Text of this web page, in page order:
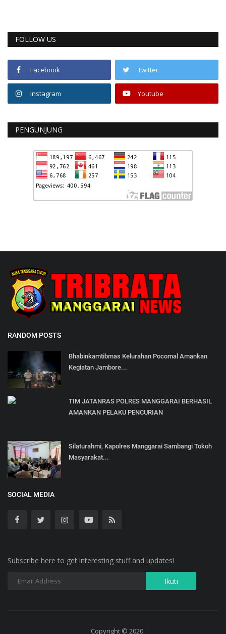
FOLLOW US
Facebook Twitter
Instagram Youtube
PENGUNJUNG
RANDOM POSTS
Bhabinkamtibmas Kelurahan Pocomal Amankan
Kegiatan Jambore...
TIM JATANRAS POLRES MANGGARAI BERHASIL
AMANKAN PELAKU PENCURIAN
Silaturahmi, Kapolres Manggarai Sambangi Tokoh
Masyarakat...
SOCIAL MEDIA
Subscribe here to get interesting stuff and updates!
Copyright © 2020